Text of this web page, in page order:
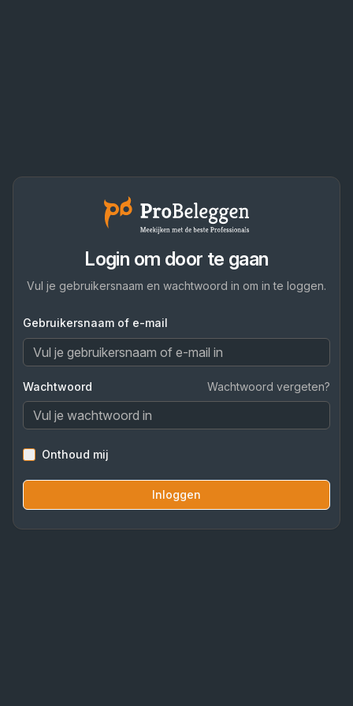
Login om door te gaan
Vul je gebruikersnaam en wachtwoord in om in te loggen.
Gebruikersnaam of e-mail
Wachtwoord Wachtwoord vergeten?
Onthoud mij
Inloggen